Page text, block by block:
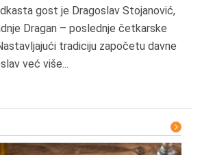
gost je Dragoslav Stojanović,
Dragan – poslednje četkarske
tradiciju započetu davne
već više...